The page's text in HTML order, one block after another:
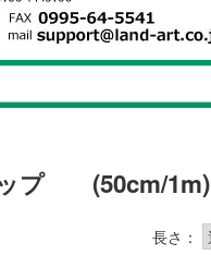
ップ (50cm/1m)
長さ：